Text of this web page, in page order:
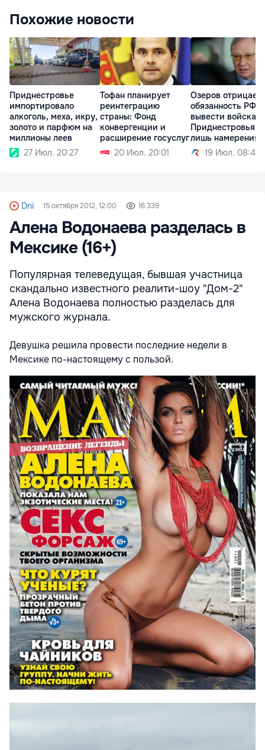
Похожие новости
Приднестровье
импортировало
алкоголь, меха, икру,
золото и парфюм на
миллионы леев
27 Июл. 20:27
Тофан планирует
реинтеграцию
страны: Фонд
конвергенции и
расширение госуслуг
20 Июл. 20:01
Озеров отрицает
обязанность РФ
вывести войска
Приднестровья:
лишь намерения
19 Июл. 08:49
Dni 15 октября 2012, 12:00 16 339
Алена Водонаева разделась в
Мексике (16+)
Популярная телеведущая, бывшая участница
скандально известного реалити-шоу "Дом-2"
Алена Водонаева полностью разделась для
мужского журнала.
Девушка решила провести последние недели в
Мексике по-настоящему с пользой.